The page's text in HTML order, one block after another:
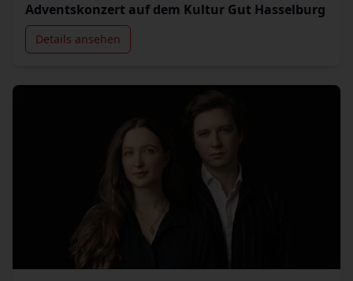
Adventskonzert auf dem Kultur Gut Hasselburg
Details ansehen